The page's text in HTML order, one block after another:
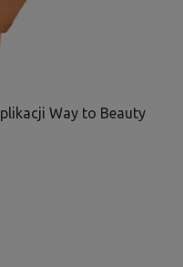
Way to Beauty